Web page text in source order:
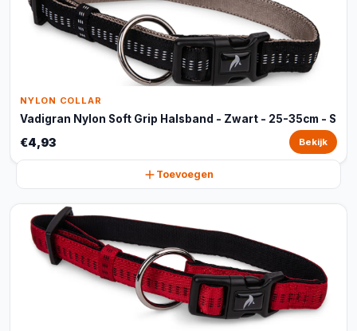
NYLON COLLAR
Vadigran Nylon Soft Grip Halsband - Zwart - 25-35cm - S
€4,93 Bekijk
Toevoegen